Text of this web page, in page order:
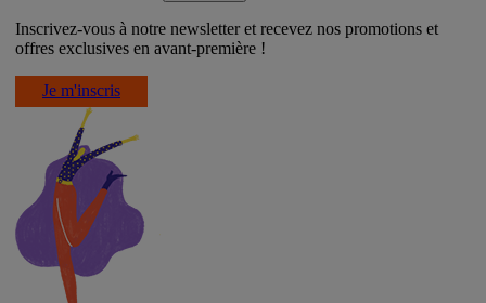
Inscrivez-vous à notre newsletter et recevez nos promotions et
offres exclusives en avant-première !
Je m'inscris